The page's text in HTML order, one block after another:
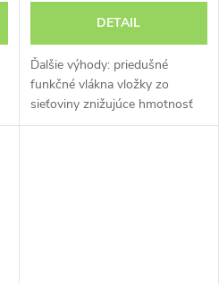
DETAIL
Ďalšie výhody: priedušné
funkčné vlákna vložky zo
sieťoviny znižujúce hmotnosť
nadčasový dizajn strih vhodný